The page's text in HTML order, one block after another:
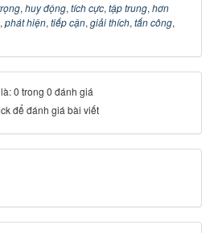
, huy động, tích cực, tập trung, hơn
, phát hiện, tiếp cận, giải thích, tấn công,
0 trong 0 đánh giá
để đánh giá bài viết